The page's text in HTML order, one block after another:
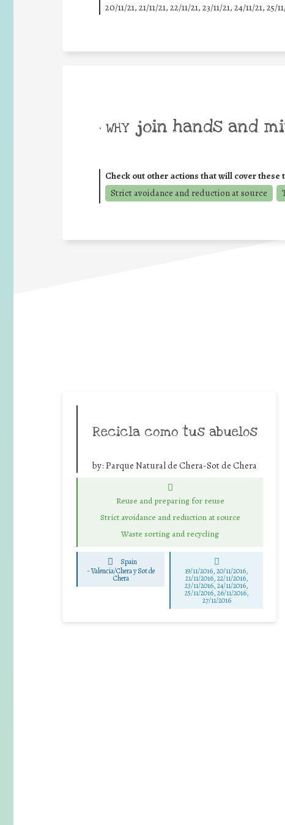
20/11/21, 21/11/21, 22/11/21, 23/11/21, 24/11/21, 25/
• WHY join hands and
Check out other actions that will cover these
Strict avoidance and reduction at source
Recicla como tus abuelos
by: Parque Natural de Chera-Sot de Chera
Reuse and preparing for reuse
Strict avoidance and reduction at source
Waste sorting and recycling
Spain
-Valencia/Chera y Sot de
Chera
19/11/2016, 20/11/2016,
21/11/2016, 22/11/2016,
23/11/2016, 24/11/2016,
25/11/2016, 26/11/2016,
27/11/2016